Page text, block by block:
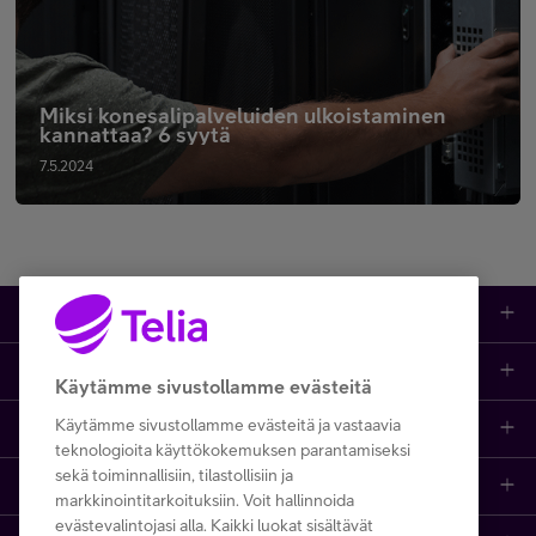
Miksi konesalipalveluiden ulkoistaminen
kannattaa? 6 syytä
7.5.2024
Tuotteet
IT-palvelut
Yrittäjän palvelut
Etusivu
Yhteystiedot
Opi ja inspiroidu
Kaikki sisällöt
Telia
Käytämme sivustollamme evästeitä
Käytämme sivustollamme evästeitä ja vastaavia
teknologioita käyttökokemuksen parantamiseksi
sekä toiminnallisiin, tilastollisiin ja
markkinointitarkoituksiin. Voit hallinnoida
evästevalintojasi alla. Kaikki luokat sisältävät